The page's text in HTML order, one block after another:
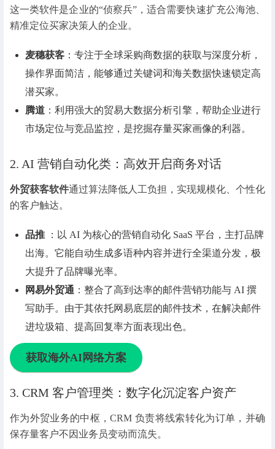
这一类软件是企业的“侦察兵”，适合需要快速扩充公海池、
精准定位买家决策人的企业。
麦穗获客 ：专注于全球采购商数据的获取与深度分析，
操作界面简洁，能够通过关键词和海关数据快速锁定高
潜买家。
腾道 ：利用强大的贸易大数据分析引擎，帮助企业进行
市场定位与竞品监控，是挖掘存量买家画像的利器。
2. AI 营销自动化类：高效开启商务对话
外贸获客软件通过算法降低人工负担，实现规模化、个性化
的客户触达。
品推
：以 AI 为核心的营销自动化 SaaS 平台，主打品牌
出海。它能自动生成多语种内容并进行全渠道分发，极
大提升了品牌曝光率。
网易外贸通 ：整合了高到达率的邮件营销功能与 AI 撰
写助手。由于其依托网易底层的邮件技术，在解决邮件
进垃圾箱、提高回复率方面表现出色。
获取海外AI网络方案
3. CRM 客户管理类：数字化沉淀客户资产
作为外贸业务的中枢，CRM 负责将线索转化为订单，并确
保存量客户不因业务员变动而流失。